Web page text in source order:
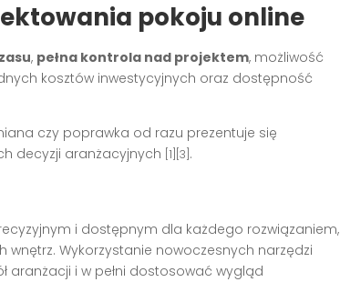
pokoju online
, pełna kontrola nad projektem, możliwość
kosztów inwestycyjnych oraz dostępność
czy poprawka od razu prezentuje się
decyzji aranżacyjnych [1][3] .
i dostępnym dla każdego rozwiązaniem,
Wykorzystanie nowoczesnych narzędzi
aranżacji i w pełni dostosować wygląd